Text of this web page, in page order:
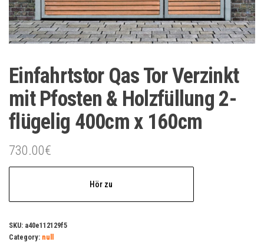
Einfahrtstor Qas Tor Verzinkt
mit Pfosten & Holzfüllung 2-
flügelig 400cm x 160cm
730.00€
Hör zu
SKU: a40e112129f5
Category: null